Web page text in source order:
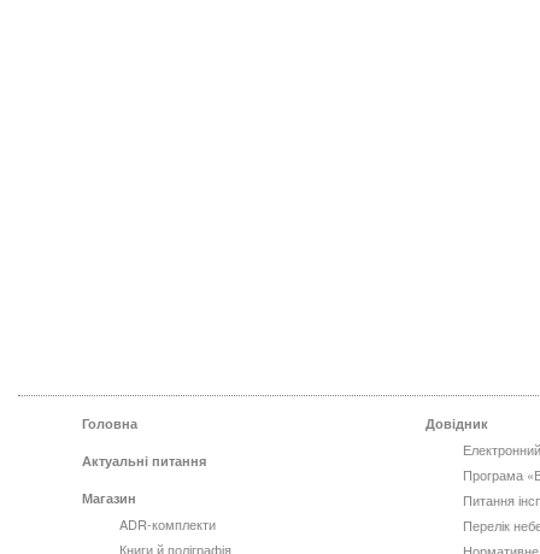
Головна
Актуальні питання
Магазин
ADR-комплекти
Книги й поліграфія
Довідник
Програма
Питання
Перелік